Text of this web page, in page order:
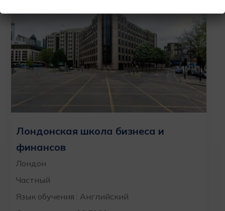
Лондонская школа бизнеса и
финансов
Лондон
Частный
Язык обучения : Английский